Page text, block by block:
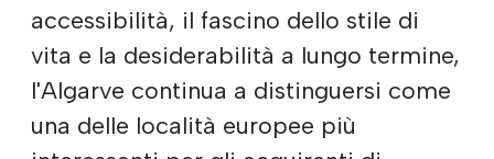
accessibilità, il fascino dello stile di
vita e la desiderabilità a lungo termine,
l'Algarve continua a distinguersi come
una delle località europee più